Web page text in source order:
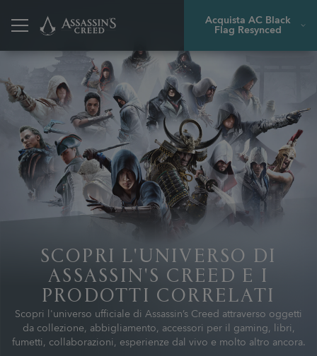
Acquista AC Black
Flag Resynced
SCOPRI L'UNIVERSO DI
ASSASSIN'S CREED E I
PRODOTTI CORRELATI
Scopri l'universo ufficiale di Assassin’s Creed attraverso oggetti
da collezione, abbigliamento, accessori per il gaming, libri,
fumetti, collaborazioni, esperienze dal vivo e molto altro ancora.